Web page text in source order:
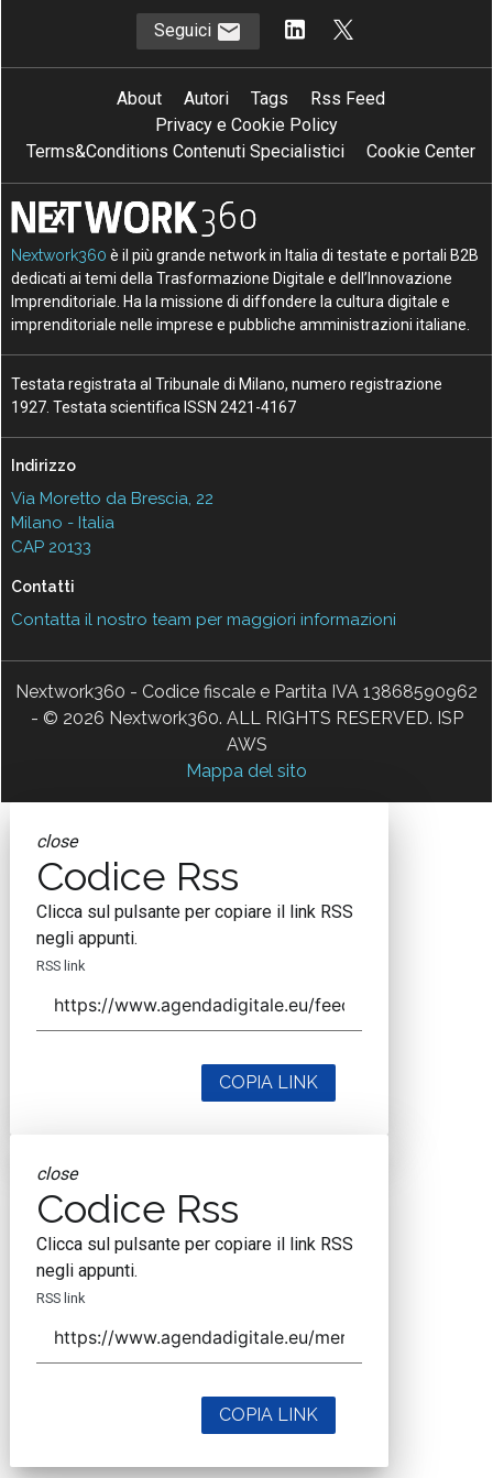
Seguici
About Autori Tags
Rss Feed
Privacy e Cookie Policy
Terms&Conditions Contenuti Specialistici
Cookie Center
Nextwork360 è il più grande network in Italia di testate e portali B2B
dedicati ai temi della Trasformazione Digitale e dell’Innovazione
Imprenditoriale. Ha la missione di diffondere la cultura digitale e
imprenditoriale nelle imprese e pubbliche amministrazioni italiane.
Testata registrata al Tribunale di Milano, numero registrazione
1927. Testata scientifica ISSN 2421-4167
Indirizzo
Via Moretto da Brescia, 22
Milano - Italia
CAP 20133
Contatti
Contatta il nostro team per maggiori informazioni
Nextwork360 - Codice fiscale e Partita IVA 13868590962
- © 2026 Nextwork360. ALL RIGHTS RESERVED. ISP
AWS
Mappa del sito
close
Codice Rss
Clicca sul pulsante per copiare il link RSS
negli appunti.
RSS link
COPIA LINK
close
Codice Rss
Clicca sul pulsante per copiare il link RSS
negli appunti.
RSS link
COPIA LINK